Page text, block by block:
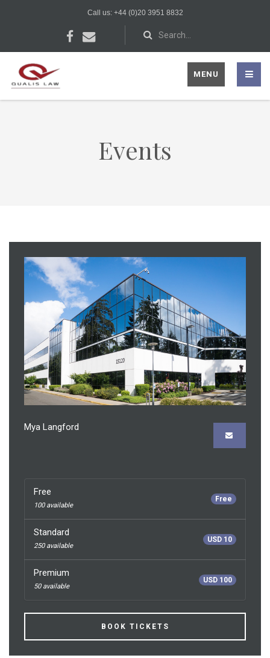
Call us: +44 (0)20 3951 8832
MENU
Events
Mya Langford
Free
100 available
Free
Standard
250 available
USD 10
Premium
50 available
USD 100
BOOK TICKETS